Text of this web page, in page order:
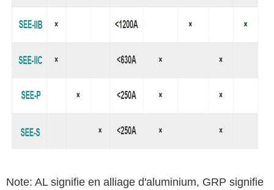
Note: AL signifie en alliage d'aluminium, GRP signifie